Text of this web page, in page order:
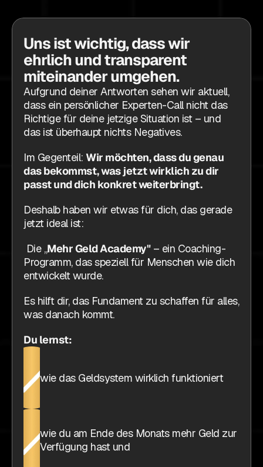
Uns ist wichtig, dass wir
ehrlich und transparent
miteinander umgehen.
Aufgrund deiner Antworten sehen wir aktuell,
dass ein persönlicher Experten-Call nicht das
Richtige für deine jetzige Situation ist – und
das ist überhaupt nichts Negatives.
Im Gegenteil: Wir möchten, dass du genau
das bekommst, was jetzt wirklich zu dir
passt und dich konkret weiterbringt.
Deshalb haben wir etwas für dich, das gerade
jetzt ideal ist:
Die „Mehr Geld Academy" – ein Coaching-
Programm, das speziell für Menschen wie dich
entwickelt wurde.
Es hilft dir, das Fundament zu schaffen für alles,
was danach kommt.
Du lernst:
wie das Geldsystem wirklich funktioniert
wie du am Ende des Monats mehr Geld zur
Verfügung hast und